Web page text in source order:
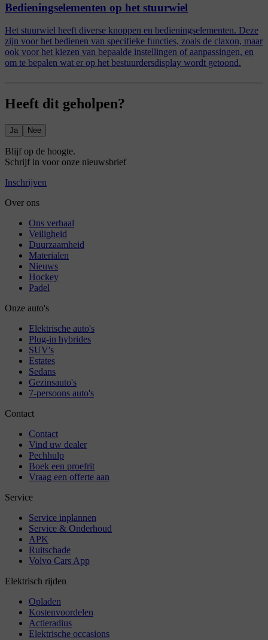
Bedieningselementen op het stuurwiel
Het stuurwiel heeft diverse knoppen en bedieningselementen. Deze
zijn voor het bedienen van specifieke functies, zoals de claxon, maar
ook voor het kiezen van bepaalde instellingen of aanpassingen, en
om te bepalen wat er op het bestuurdersdisplay wordt getoond.
Heeft dit geholpen?
Ja Nee